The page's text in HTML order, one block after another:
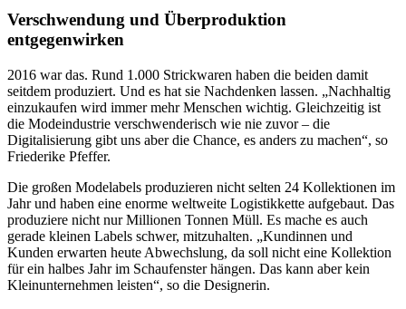
Verschwendung und Überproduktion
entgegenwirken
2016 war das. Rund 1.000 Strickwaren haben die beiden damit
seitdem produziert. Und es hat sie Nachdenken lassen. „Nachhaltig
einzukaufen wird immer mehr Menschen wichtig. Gleichzeitig ist
die Modeindustrie verschwenderisch wie nie zuvor – die
Digitalisierung gibt uns aber die Chance, es anders zu machen“, so
Friederike Pfeffer.
Die großen Modelabels produzieren nicht selten 24 Kollektionen im
Jahr und haben eine enorme weltweite Logistikkette aufgebaut. Das
produziere nicht nur Millionen Tonnen Müll. Es mache es auch
gerade kleinen Labels schwer, mitzuhalten. „Kundinnen und
Kunden erwarten heute Abwechslung, da soll nicht eine Kollektion
für ein halbes Jahr im Schaufenster hängen. Das kann aber kein
Kleinunternehmen leisten“, so die Designerin.